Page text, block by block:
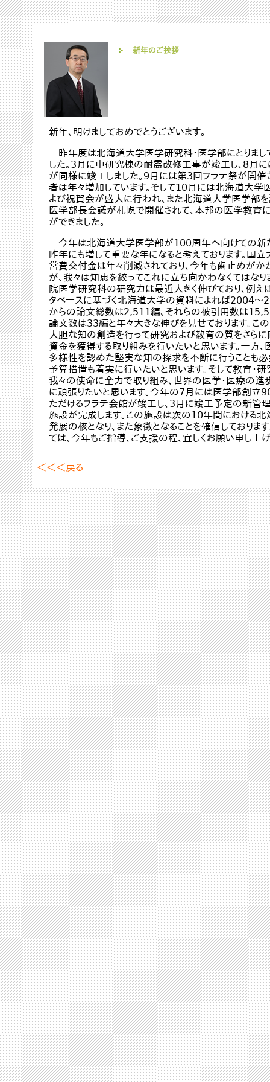
新年のご挨拶
新年、明けましておめでとうございます。
昨年度は北海道大学医学研究科・医学部にとりまし
した。3月に中研究棟の耐震改修工事が竣工し、8月
が同様に竣工しました。9月には第3回フラテ祭が開催
者は年々増加しています。そして10月には北海道大
よび祝賀会が盛大に行われ、また北海道大学医学部
医学部長会議が札幌で開催されて、本邦の医学教育
ができました。
今年は北海道大学医学部が100周年へ向けての新
昨年にも増して重要な年になると考えております。国
営費交付金は年々削減されており、今年も歯止めがか
が、我々は知恵を絞ってこれに立ち向かわなくてはな
院医学研究科の研究力は最近大きく伸びており、例え
タベースに基づく北海道大学の資料によれば2004
からの論文総数は2,511編、それらの被引用数は
論文数は33編と年々大きな伸びを見せております。こ
大胆な知の創造を行って研究および教育の質をさら
資金を獲得する取り組みを行いたいと思います。一方
多様性を認めた堅実な知の探求を不断に行うことも必
予算措置も着実に行いたいと思います。そして教育・
我々の使命に全力で取り組み、世界の医学・医療の
に頑張りたいと思います。今年の7月には医学部創立
ただけるフラテ会館が竣工し、3月に竣工予定の新
施設が完成します。この施設は次の10年間における
発展の核となり、また象徴となることを確信しており
ては、今年もご指導、ご支援の程、宜しくお願い申し上げ
＜＜＜戻る